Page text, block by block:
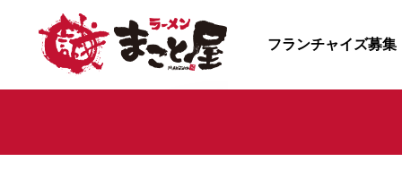
フランチャイズ募集